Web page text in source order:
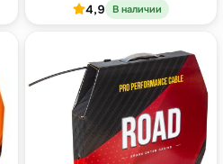
4,9 В наличии